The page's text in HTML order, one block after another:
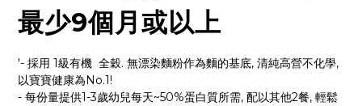
最少9個月或以上
'- 採用 1級有機  全穀. 無漂染麵粉作為麵的基底, 清純高營不化學,
以寶寶健康為No.1!
- 每份量提供1-3歲幼兒每天~50%蛋白質所需, 配以其他2餐, 輕鬆